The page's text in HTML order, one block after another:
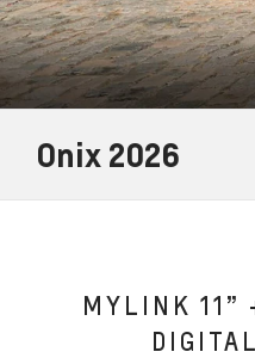
Onix 2026
MYLINK 11”